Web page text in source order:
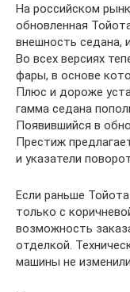
На российском
обновленная
внешность седана,
Во всех версиях
фары, в основе
Плюс и дороже
гамма седана
Появившийся в
Престиж
и указатели
Если раньше
только с
возможность
отделкой.
машины не